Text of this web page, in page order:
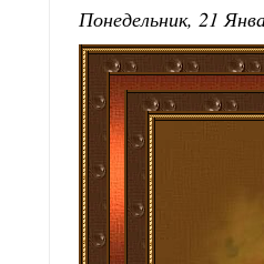
Понедельник, 21